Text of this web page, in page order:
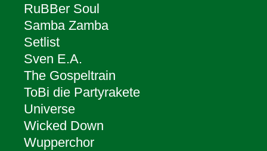
RuBBer Soul
Samba Zamba
Setlist
Sven E.A.
The Gospeltrain
ToBi die Partyrakete
Universe
Wicked Down
Wupperchor